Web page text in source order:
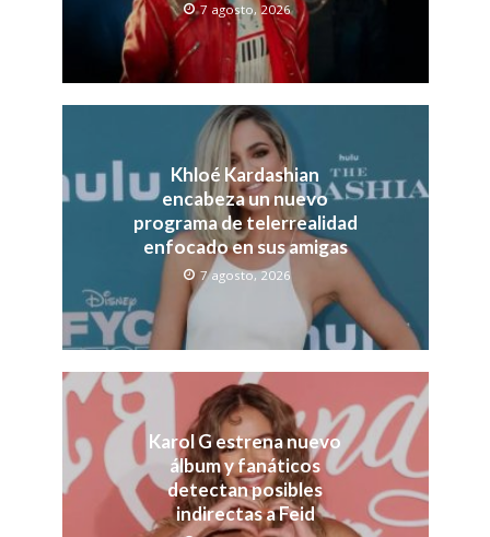
7 agosto, 2026
Khloé Kardashian
encabeza un nuevo
programa de telerrealidad
enfocado en sus amigas
7 agosto, 2026
Karol G estrena nuevo
álbum y fanáticos
detectan posibles
indirectas a Feid